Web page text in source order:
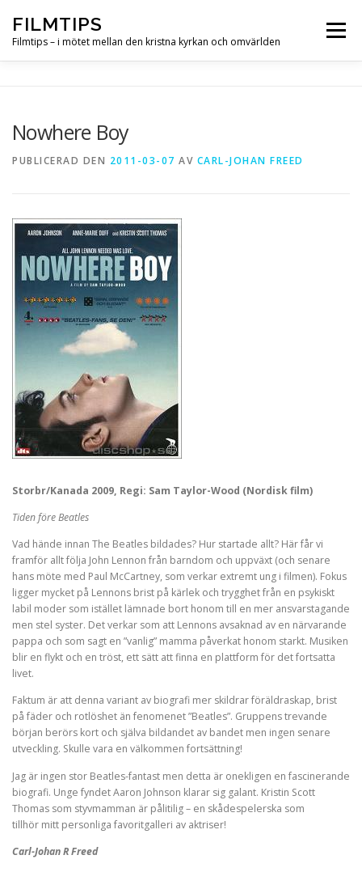
innehåll
FILMTIPS
Filmtips – i mötet mellan den kristna kyrkan och omvärlden
Meny
Nowhere Boy
PUBLICERAD DEN 2011-03-07 AV CARL-JOHAN FREED
Storbr/Kanada 2009, Regi: Sam Taylor-Wood (Nordisk film)
Tiden före Beatles
Vad hände innan The Beatles bildades? Hur startade allt? Här får vi
framför allt följa John Lennon från barndom och uppväxt (och senare
hans möte med Paul McCartney, som verkar extremt ung i filmen). Fokus
ligger mycket på Lennons brist på kärlek och trygghet från en psykiskt
labil moder som istället lämnade bort honom till en mer ansvarstagande
men stel syster. Det verkar som att Lennons avsaknad av en närvarande
pappa och som sagt en ”vanlig” mamma påverkat honom starkt. Musiken
blir en flykt och en tröst, ett sätt att finna en plattform för det fortsatta
livet.
Faktum är att denna variant av biografi mer skildrar föräldraskap, brist
på fäder och rotlöshet än fenomenet ”Beatles”. Gruppens trevande
början berörs kort och själva bildandet av bandet men ingen senare
utveckling. Skulle vara en välkommen fortsättning!
Jag är ingen stor Beatles-fantast men detta är onekligen en fascinerande
biografi. Unge fyndet Aaron Johnson klarar sig galant. Kristin Scott
Thomas som styvmamman är pålitilig – en skådespelerska som
tillhör mitt personliga favoritgalleri av aktriser!
Carl-Johan R Freed